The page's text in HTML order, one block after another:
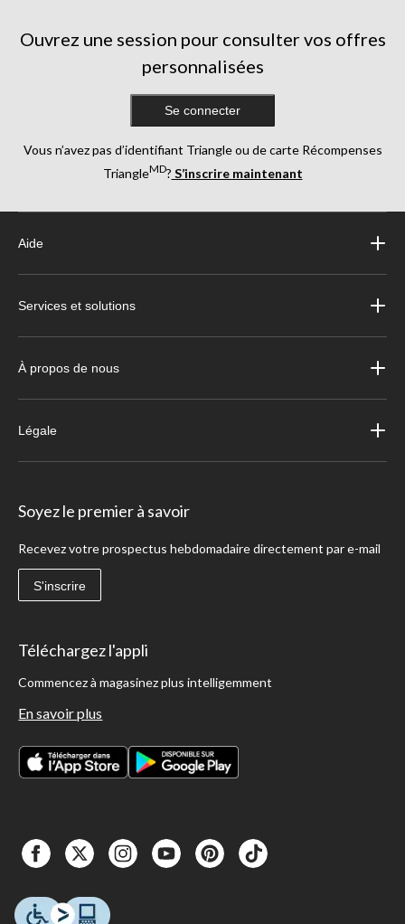
Ouvrez une session pour consulter vos offres
personnalisées
Se connecter
Vous n’avez pas d’identifiant Triangle ou de carte Récompenses
TriangleMD? S’inscrire maintenant
Aide
Services et solutions
À propos de nous
Légale
Soyez le premier à savoir
Recevez votre prospectus hebdomadaire directement par e-mail
S'inscrire
Téléchargez l'appli
Commencez à magasinez plus intelligemment
En savoir plus